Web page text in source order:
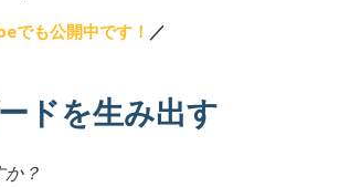
でも公開中です！ ／
ドを生み出す
？